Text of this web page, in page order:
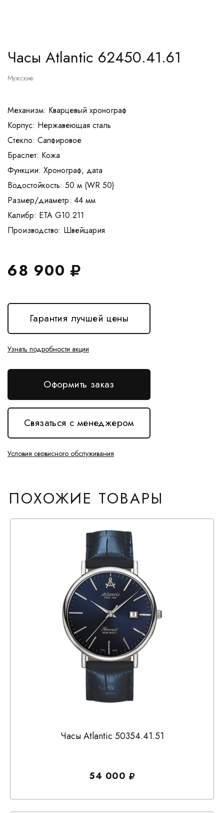
Часы Atlantic 62450.41.61
Мужские
Механизм: Кварцевый хронограф
Корпус: Нержавеющая сталь
Стекло: Сапфировое
Браслет: Кожа
Функции: Хронограф, дата
Водостойкость: 50 м (WR 50)
Размер/диаметр: 44 мм
Калибр: ETA G10.211
68 900
Гарантия лучшей цены
Узнать подробности акции
Оформить заказ
Связаться с менеджером
Условия сервисного обслуживания
ПОХОЖИЕ ТОВАРЫ
Часы Atlantic 50354.41.51
54 000